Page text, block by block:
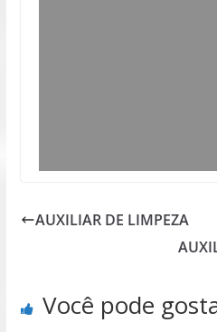
AUXILIAR DE LIMPEZA
Você pode